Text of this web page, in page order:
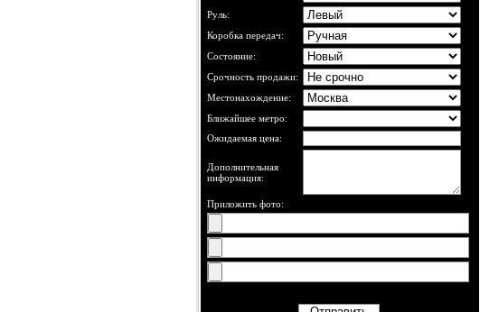
Руль:
Коробка передач:
Состояние:
Срочность продажи:
Местонахождение:
Ближайшее метро:
Ожидаемая цена:
Дополнительная
информация:
Приложить фото: